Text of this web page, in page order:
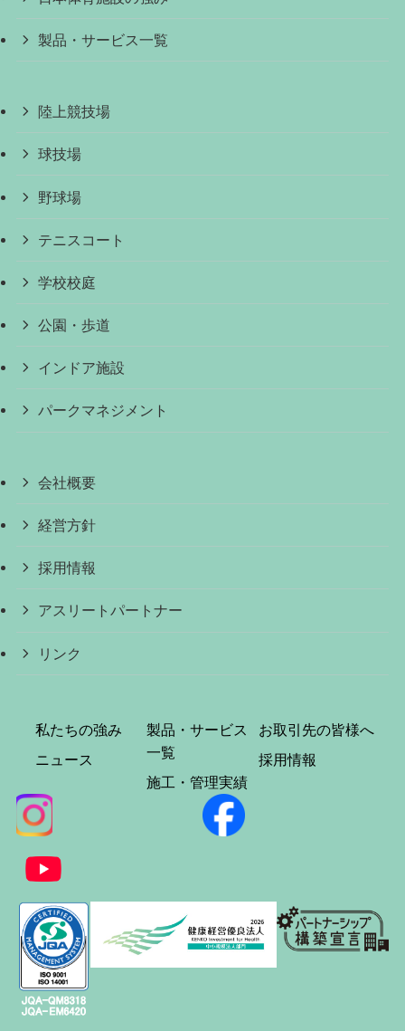
製品・サービス一覧
陸上競技場
球技場
野球場
テニスコート
学校校庭
公園・歩道
インドア施設
パークマネジメント
会社概要
経営方針
採用情報
アスリートパートナー
リンク
私たちの強み
ニュース
製品・サービス
一覧
施工・管理実績
お取引先の皆様へ
採用情報